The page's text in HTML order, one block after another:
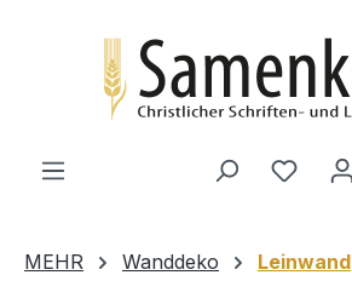
MEHR Wanddeko Leinwand